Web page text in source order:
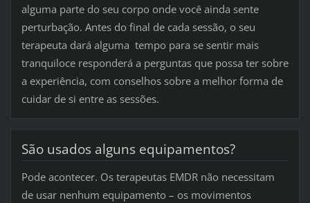
alguma parte do seu corpo onde você ainda sente
perturbação. Antes do final de cada sessão, o seu
terapeuta dará alguma tempo para se sentir mais
tranquiloce responderá a perguntas que possa ter sobre
a experiência, com conselhos sobre a melhor forma de
cuidar de si entre as sessões.
São usados alguns equipamentos?
Pode acontecer. Os terapeutas EMDR não necessitam
de usar nenhum equipamento – os movimentos